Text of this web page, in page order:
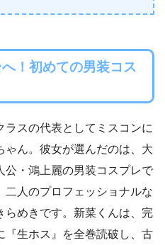
！初めての男装コス
スの代表としてミスコンに
ゃん。彼女が選んだのは、大
公・鴻上麗の男装コスプレで
二人のプロフェッショナルな
らめきです。新菜くんは、完
『生ホス』を全巻読破し、古